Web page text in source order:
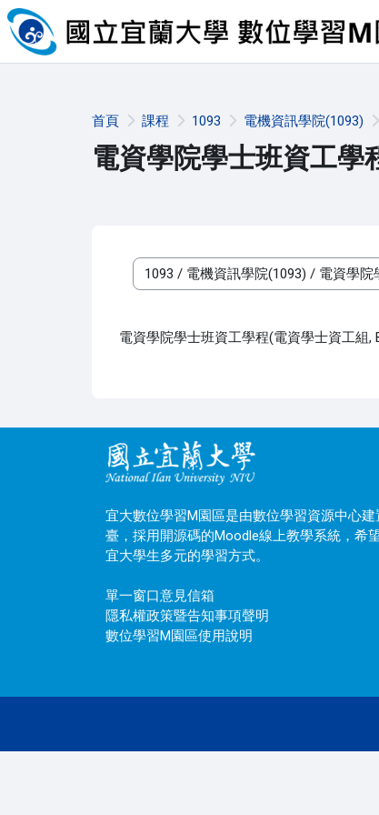
跳至主內容
首頁 課程 1093 電機資訊學院(1093)
電資學院學士班資工學
課程類別
電資學院學士班資工學程(電資學士資工組,
宜大數位學習M園區是由數位學習資源中心建
臺，採用開源碼的Moodle線上教學系統，希
宜大學生多元的學習方式。
單一窗口意見信箱
隱私權政策暨告知事項聲明
數位學習M園區使用說明